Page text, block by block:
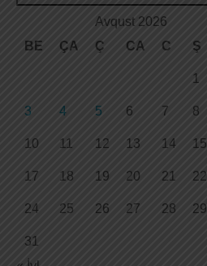
Avqust 2026
BE
ÇA Ç CA C Ş
1
3 4 5 6 7 8
10 11 12 13 14 15
17 18 19 20 21 22
24 25 26 27 28 29
31